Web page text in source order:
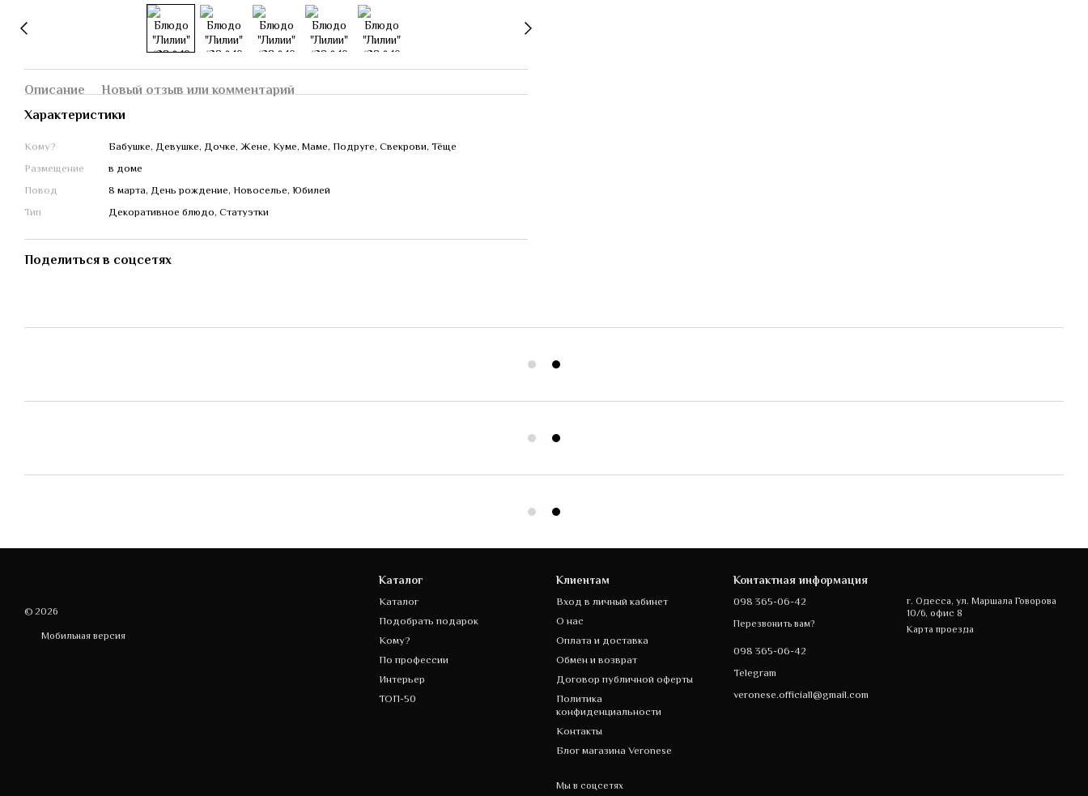
Описание
Новый отзыв или комментарий
Характеристики
Кому?
Бабушке, Девушке, Дочке, Жене, Куме, Маме, Подруге, Свекрови, Тёще
Размещение
в доме
Повод
8 марта, День рождение, Новоселье, Юбилей
Тип
Декоративное блюдо, Статуэтки
Поделиться в соцсетях
© 2026
Мобильная версия
Каталог
Каталог
Подобрать подарок
Кому?
По профессии
Интерьер
ТОП-50
Клиентам
Вход в личный кабинет
О нас
Оплата и доставка
Обмен и возврат
Договор публичной оферты
Политика
конфиденциальности
Контакты
Блог магазина Veronese
Мы в соцсетях
Контактная информация
098 365-06-42
Перезвонить вам?
098 365-06-42
Telegram
veronese.officiall@gmail.com
г. Одесса, ул. Маршала Говорова
10/6, офис 8
Карта проезда